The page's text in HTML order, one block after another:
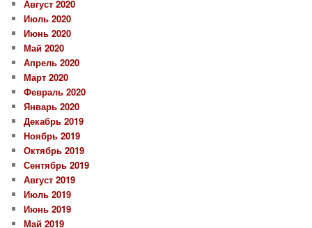
Август 2020
Июль 2020
Июнь 2020
Май 2020
Апрель 2020
Март 2020
Февраль 2020
Январь 2020
Декабрь 2019
Ноябрь 2019
Октябрь 2019
Сентябрь 2019
Август 2019
Июль 2019
Июнь 2019
Май 2019